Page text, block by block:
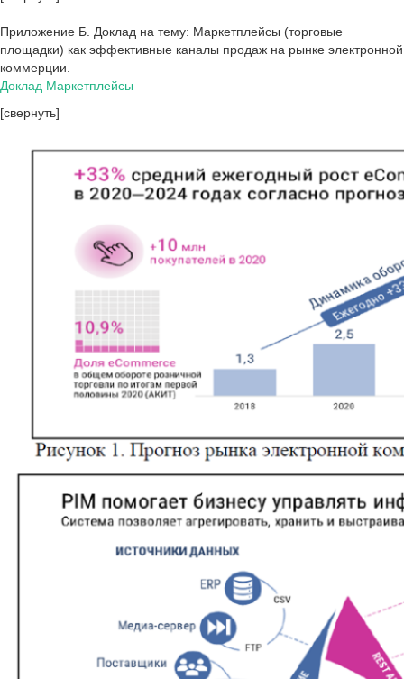
Приложение Б. Доклад на тему: Маркетплейсы (торговые
площадки) как эффективные каналы продаж на рынке электронной
коммерции.
Доклад Маркетплейсы
[свернуть]